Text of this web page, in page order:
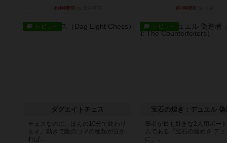
約4時間前 約4時間前
レビュー
ダグエイトチェス
チェスなのに、ほんの10分で終わり
ます。動きで敵のコマの種類が分か
れば...
レビュー
宝石の煌き：デュエル 偽
筆者が最も好きな2人用ボー
ムである『宝石の煌めき デ
に、...